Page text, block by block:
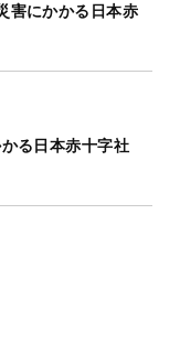
害にかかる日本赤
る日本赤十字社